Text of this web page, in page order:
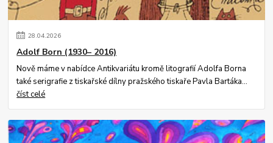
28.04.2026
Adolf Born (1930– 2016)
Nově máme v nabídce Antikvariátu kromě litografií Adolfa Borna
také serigrafie z tiskařské dílny pražského tiskaře Pavla Bartáka...
číst celé